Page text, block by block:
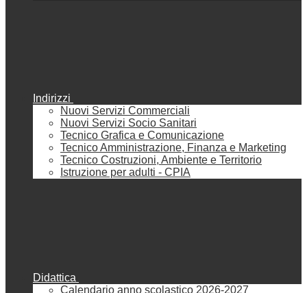
Indirizzi
Nuovi Servizi Commerciali
Nuovi Servizi Socio Sanitari
Tecnico Grafica e Comunicazione
Tecnico Amministrazione, Finanza e Marketing
Tecnico Costruzioni, Ambiente e Territorio
Istruzione per adulti - CPIA
Didattica
Calendario anno scolastico 2026-2027